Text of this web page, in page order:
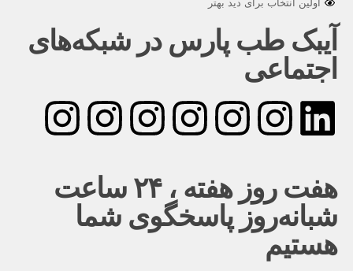
آیبک طب پارس در شبکه‌های
اجتماعی
هفت روز هفته ، ۲۴ ساعت
شبانه‌روز پاسخگوی شما
هستیم